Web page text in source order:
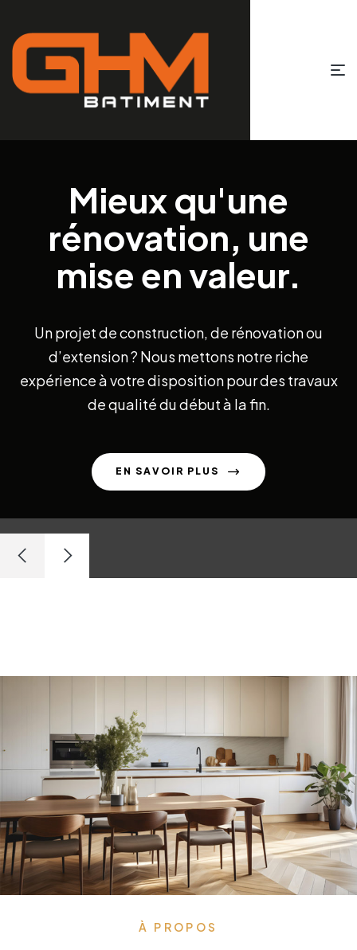
Mieux qu'une
rénovation, une
mise en valeur.
Un projet de construction, de rénovation ou
d’extension ? Nous mettons notre riche
expérience à votre disposition pour des travaux
de qualité du début à la fin.
EN SAVOIR PLUS
À PROPOS